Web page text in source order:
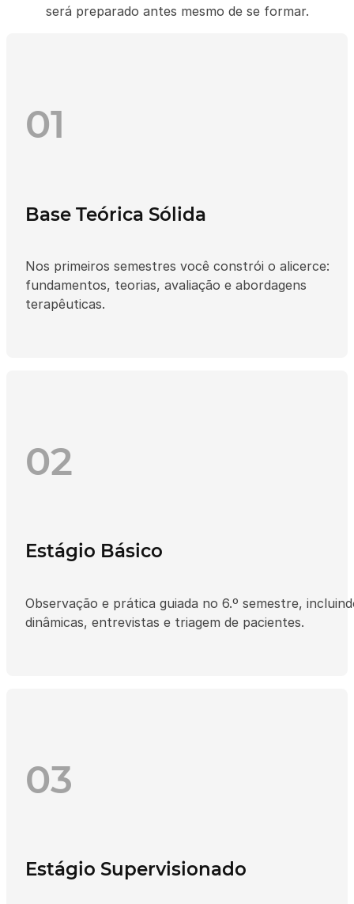
será preparado antes mesmo de se formar.
01
Base Teórica Sólida
Nos primeiros semestres você constrói o alicerce:
fundamentos, teorias, avaliação e abordagens
terapêuticas.
02
Estágio Básico
Observação e prática guiada no 6.º semestre,
dinâmicas, entrevistas e triagem de pacientes.
03
Estágio Supervisionado